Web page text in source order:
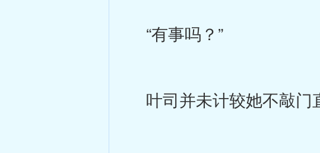
“有事吗？”
叶司并未计较她不敲门